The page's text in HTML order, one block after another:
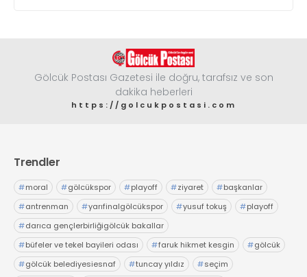
Gölcük Postası Gazetesi ile doğru, tarafsız ve son
dakika heberleri
https://golcukpostasi.com
Trendler
#moral #gölcükspor #playoff #ziyaret #başkanlar
#antrenman #yarıfinalgölcükspor #yusuf tokuş #playoff
#darıca gençlerbirliğigölcük bakallar
#büfeler ve tekel bayileri odası #faruk hikmet kesgin #gölcük
#gölcük belediyesiesnaf #tuncay yıldız #seçim